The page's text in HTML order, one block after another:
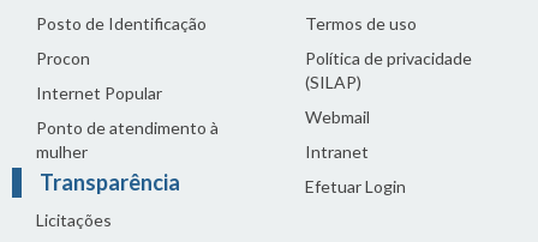
Posto de Identificação
Procon
Internet Popular
Ponto de atendimento à
mulher
Transparência
Licitações
Termos de uso
Política de privacidade
(SILAP)
Webmail
Intranet
Efetuar Login